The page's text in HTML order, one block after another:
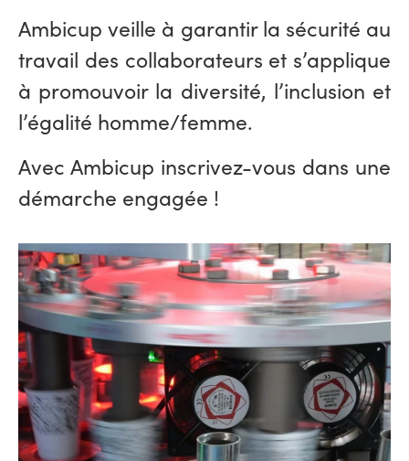
Ambicup veille à garantir la sécurité au
travail des collaborateurs et s’applique
à promouvoir la diversité, l’inclusion et
l’égalité homme/femme.
Avec Ambicup inscrivez-vous dans une
démarche engagée !